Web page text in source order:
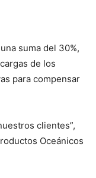
suma del 30%,
de los
para compensar
clientes”,
Oceánicos